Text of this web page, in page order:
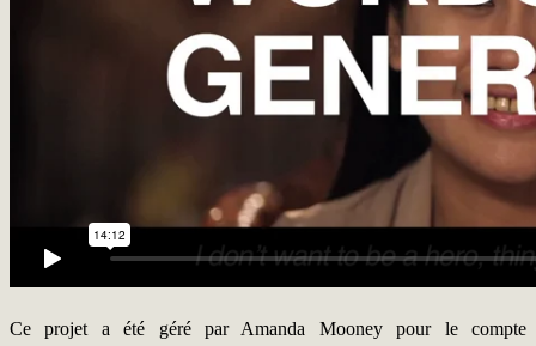
Ce projet a été géré par Amanda Mooney pour le compte